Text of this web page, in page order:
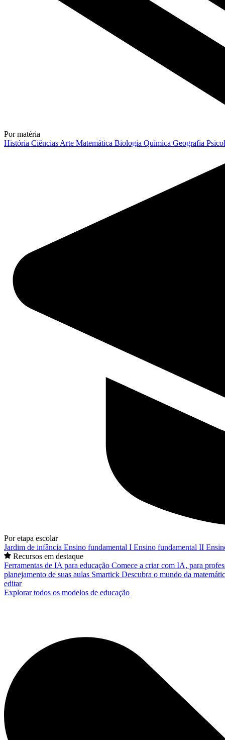
Por matéria
História Ciências Arte Matemática Biologia Química Geografia
Por etapa escolar
Jardim de infância Ensino fundamental I Ensino fundamental II
Recursos em destaque
Ferramentas de IA para educação Comece a criar com IA, para
planejamento de suas aulas Smartick Descubra o mundo da
editar
Explorar todos os modelos de educação